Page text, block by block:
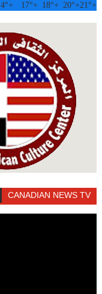
+
21°
+
20°
+
18°
+
17°
+
CANADIAN NEWS TV